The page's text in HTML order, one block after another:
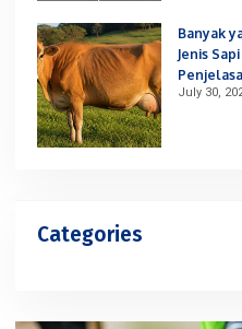
Banyak
Jenis
July 30,
Categories